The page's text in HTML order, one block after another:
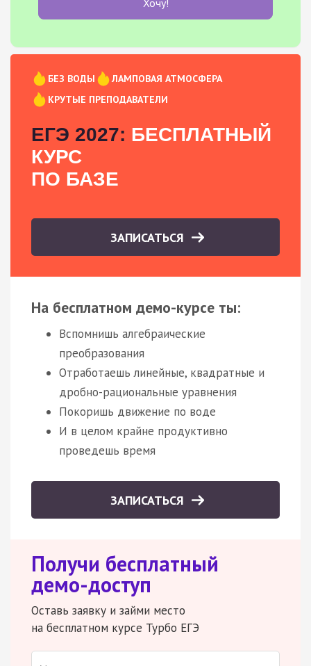
БЕЗ ВОДЫ
ЛАМПОВАЯ АТМОСФЕРА
КРУТЫЕ ПРЕПОДАВАТЕЛИ
ЕГЭ 2027: БЕСПЛАТНЫЙ
КУРС
ПО БАЗЕ
ЗАПИСАТЬСЯ
На бесплатном демо-курсе ты:
Вспомнишь алгебраические
преобразования
Отработаешь линейные, квадратные и
дробно-рациональные уравнения
Покоришь движение по воде
И в целом крайне продуктивно
проведешь время
ЗАПИСАТЬСЯ
Получи бесплатный
демо-доступ
Оставь заявку и займи место
на бесплатном курсе Турбо ЕГЭ